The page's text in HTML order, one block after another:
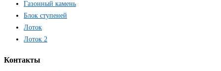
Газонный камень
Блок ступеней
Лоток
Лоток 2
Контакты